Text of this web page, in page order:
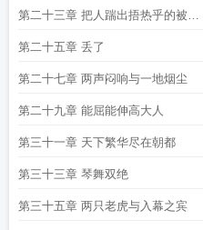
第二十三章 把人踹出捂热乎的被子
和打家劫舍有什么区别
第二十五章 丢了
第二十七章 两声闷响与一地烟尘
第二十九章 能屈能伸高大人
第三十一章 天下繁华尽在朝都
第三十三章 琴舞双绝
第三十五章 两只老虎与入幕之宾